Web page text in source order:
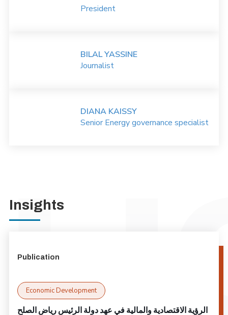
President
BILAL YASSINE
Journalist
DIANA KAISSY
Senior Energy governance specialist
Insights
Publication
Economic Development
الرؤية الاقتصادية والمالية في عهد دولة الرئيس رياض الصلح